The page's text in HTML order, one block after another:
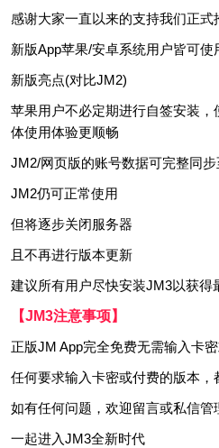
感谢大家一直以来的支持我们正式
新版App苹果/安卓系统用户皆可
新版亮点(对比JM2)
苹果用户不必定期进行自签安装
体使用体验更顺畅
JM2/网页版的账号数据可完整同
JM2仍可正常使用
但将逐步关闭服务器
且不再进行版本更新
建议所有用户尽快安装JM3以获得
【JM3注意事项】
正版JM App完全免费无需输入卡
任何要求输入卡密或付费的版本，
如有任何问题，欢迎留言或私信管
一起进入JM3全新时代